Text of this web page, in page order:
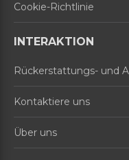
Cookie-Richtlinie
INTERAKTION
Rückerstattungs- und
Kontaktiere uns
Über uns